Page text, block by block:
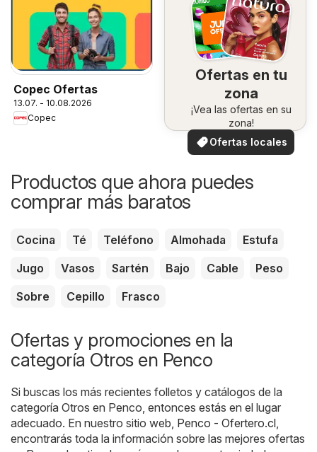
Copec Ofertas
13.07. - 10.08.2026
Copec
Ofertas en tu
zona
¡Vea las ofertas en su
zona!
Ofertas locales
Productos que ahora puedes
comprar más baratos
Cocina Té Teléfono Almohada
Estufa
Jugo
Vasos Sartén Bajo Cable
Peso
Sobre
Cepillo Frasco
Ofertas y promociones en la
categoría Otros en Penco
Si buscas los más recientes folletos y catálogos de la
categoría Otros en Penco, entonces estás en el lugar
adecuado. En nuestro sitio web, Penco - Ofertero.cl
encontrarás toda la información sobre las mejores ofertas